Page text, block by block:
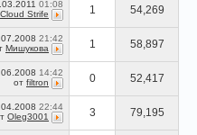
01:08
Cloud Strife 1 54,269
21:42
Мишукова 1 58,897
14:42
от filtron 0 52,417
22:44
Oleg3001 3 79,195